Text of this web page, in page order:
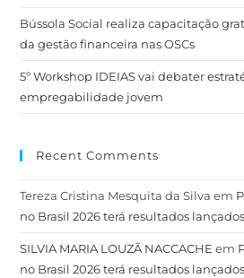
Bússola Social realiza capacitação
da gestão financeira nas OSCs
5º Workshop IDEIAS vai debater
empregabilidade jovem
Recent Comments
Tereza Cristina Mesquita da Silva em
no Brasil 2026 terá resultados
SILVIA MARIA LOUZÃ NACCACHE em
no Brasil 2026 terá resultados